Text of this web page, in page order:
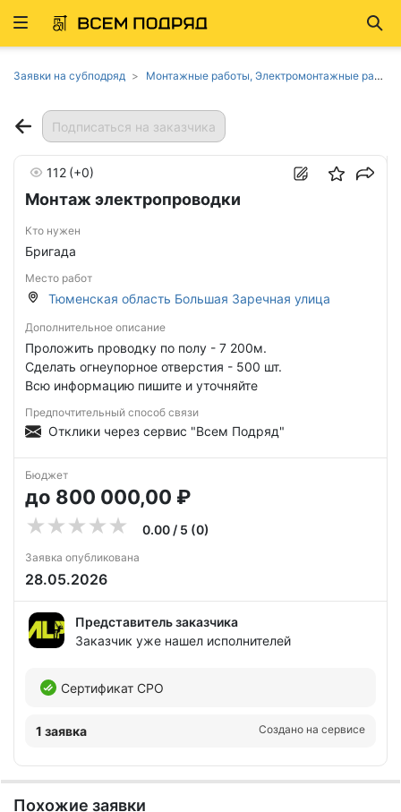
Развернуть
Заявки на субподряд Монтажные работы, Электромонтажные работы в Тюменской области
Подписаться на заказчика
Монтаж электропроводки
112 (+0)
Кто нужен
Бригада
Место работ
Тюменская область Большая Заречная улица
Дополнительное описание
Проложить проводку по полу - 7 200м.
Сделать огнеупорное отверстия - 500 шт.
Всю информацию пишите и уточняйте
Предпочтительный способ связи
Отклики через сервис "Всем Подряд"
Бюджет
до 800 000,00 ₽
0.00 / 5 (0)
Заявка опубликована
28.05.2026
Представитель заказчика
Заказчик уже нашел исполнителей
Сертификат СРО
1 заявка Создано на сервисе
Похожие заявки